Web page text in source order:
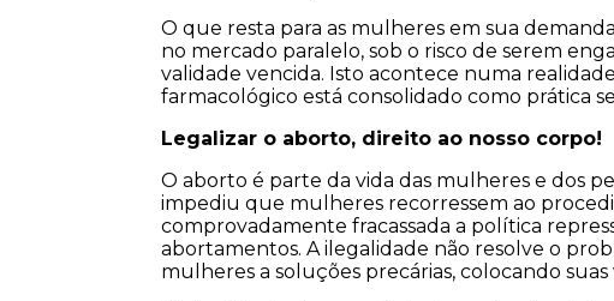
O que resta para as mulheres em sua
no mercado paralelo, sob o risco de serem
validade vencida. Isto acontece numa
farmacológico está consolidado como prática
Legalizar o aborto, direito ao nosso corpo!
O aborto é parte da vida das mulheres e dos
impediu que mulheres recorressem ao
comprovadamente fracassada a política
abortamentos. A ilegalidade não resolve o
mulheres a soluções precárias, colocando suas